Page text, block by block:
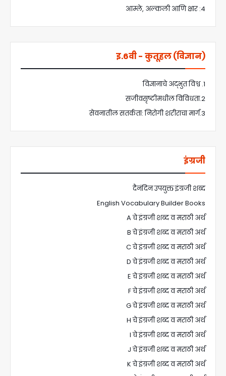
4: आम्ले, अल्कली आणि क्षार
इ.6वी - कुतूहल (विज्ञान)
1. विज्ञानाचे अद्भुत विश्व
2.सजीवसृष्टीमधील विविधता
3.सेवनातील सतर्कता: निरोगी शरीराचा मार्ग
इंग्रजी
दैनंदिन उपयुक्त इंग्रजी शब्द
English Vocabulary Builder Books
A चे इंग्रजी शब्द व मराठी अर्थ
B चे इंग्रजी शब्द व मराठी अर्थ
C चे इंग्रजी शब्द व मराठी अर्थ
D चे इंग्रजी शब्द व मराठी अर्थ
E चे इंग्रजी शब्द व मराठी अर्थ
F चे इंग्रजी शब्द व मराठी अर्थ
G चे इंग्रजी शब्द व मराठी अर्थ
H चे इंग्रजी शब्द व मराठी अर्थ
I चे इंग्रजी शब्द व मराठी अर्थ
J चे इंग्रजी शब्द व मराठी अर्थ
K चे इंग्रजी शब्द व मराठी अर्थ